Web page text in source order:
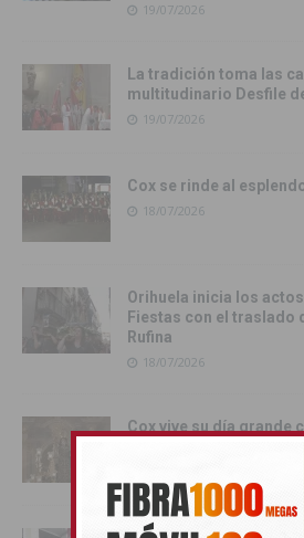
19/07/2026
La tradición toma las
multitudinario Desfile
19/07/2026
Cox se rinde al
18/07/2026
Orihuela inicia los
Fiestas con el traslado
Rufina
18/07/2026
Cox vive su día grande